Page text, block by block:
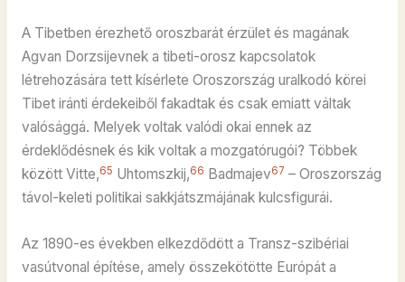
A Tibetben érezhető oroszbarát érzület és magának
Agvan Dorzsijevnek a tibeti-orosz kapcsolatok
létrehozására tett kísérlete Oroszország uralkodó körei
Tibet iránti érdekeiből fakadtak és csak emiatt váltak
valósággá. Melyek voltak valódi okai ennek az
érdeklődésnek és kik voltak a mozgatórugói? Többek
között Vitte,65 Uhtomszkij,66 Badmajev67 – Oroszország
távol-keleti politikai sakkjátszmájának kulcsfigurái.
Az 1890-es években elkezdődött a Transz-szibériai
vasútvonal építése, amely összekötötte Európát a